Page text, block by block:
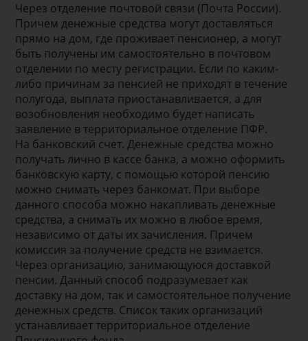
Через отделение почтовой связи (Почта России).
Причем денежные средства могут доставляться
прямо на дом, где проживает пенсионер, а могут
быть получены им самостоятельно в почтовом
отделении по месту регистрации. Если по каким-
либо причинам за пенсией не приходят в течение
полугода, выплата приостанавливается, а для
возобновления необходимо будет написать
заявление в территориальное отделение ПФР.
На банковский счет. Денежные средства можно
получать лично в кассе банка, а можно оформить
банковскую карту, с помощью которой пенсию
можно снимать через банкомат. При выборе
данного способа можно накапливать денежные
средства, а снимать их можно в любое время,
независимо от даты их зачисления. Причем
комиссия за получение средств не взимается.
Через организацию, занимающуюся доставкой
пенсии. Данный способ подразумевает как
доставку на дом, так и самостоятельное получение
денежных средств. Список таких организаций
устанавливает территориальное отделение